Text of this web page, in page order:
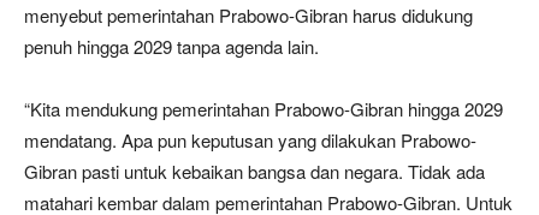
menyebut pemerintahan Prabowo-Gibran harus didukung
penuh hingga 2029 tanpa agenda lain.
“Kita mendukung pemerintahan Prabowo-Gibran hingga 2029
mendatang. Apa pun keputusan yang dilakukan Prabowo-
Gibran pasti untuk kebaikan bangsa dan negara. Tidak ada
matahari kembar dalam pemerintahan Prabowo-Gibran. Untuk